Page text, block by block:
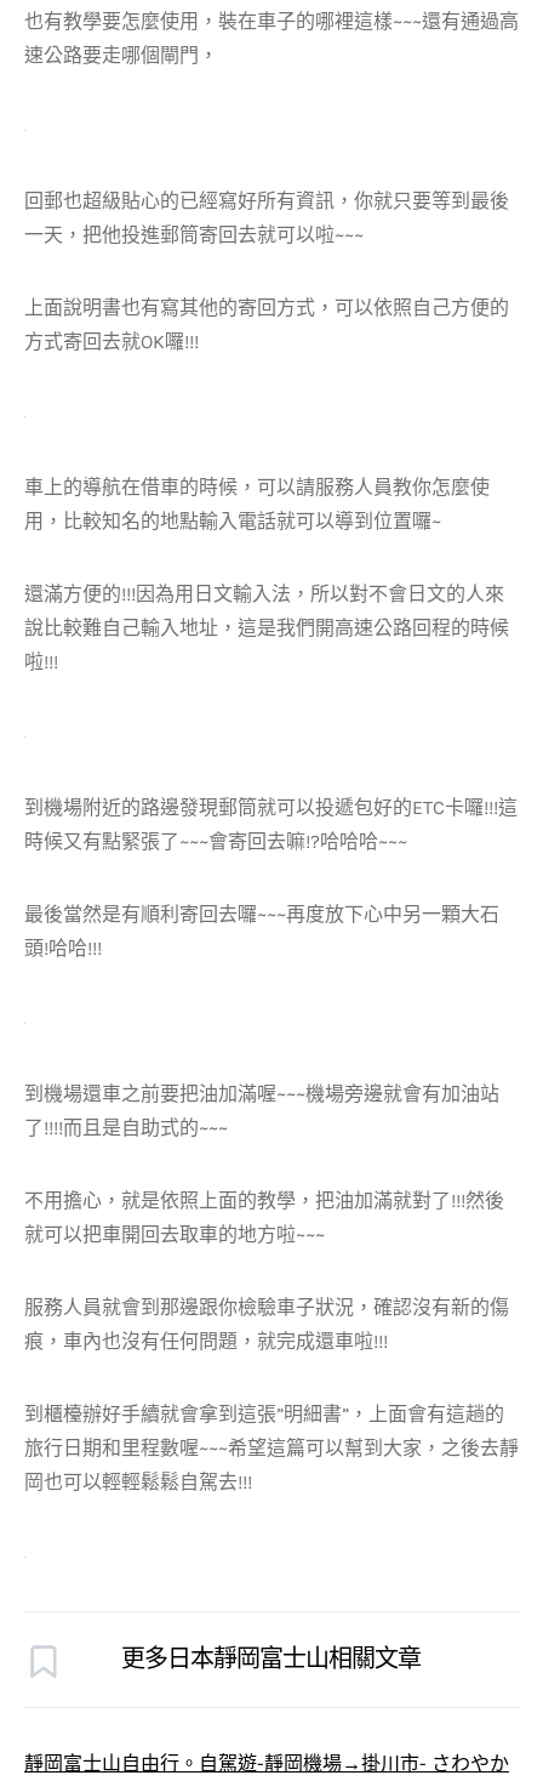
也有教學要怎麼使用，裝在車子的哪裡這樣~~~還有通過高
速公路要走哪個閘門，
回郵也超級貼心的已經寫好所有資訊，你就只要等到最後
一天，把他投進郵筒寄回去就可以啦~~~
上面說明書也有寫其他的寄回方式，可以依照自己方便的
方式寄回去就OK囉!!!
車上的導航在借車的時候，可以請服務人員教你怎麼使
用，比較知名的地點輸入電話就可以導到位置囉~
還滿方便的!!!因為用日文輸入法，所以對不會日文的人來
說比較難自己輸入地址，這是我們開高速公路回程的時候
啦!!!
到機場附近的路邊發現郵筒就可以投遞包好的ETC卡囉!!!這
時候又有點緊張了~~~會寄回去嘛!?哈哈哈~~~
最後當然是有順利寄回去囉~~~再度放下心中另一顆大石
頭!哈哈!!!
到機場還車之前要把油加滿喔~~~機場旁邊就會有加油站
了!!!!而且是自助式的~~~
不用擔心，就是依照上面的教學，把油加滿就對了!!!然後
就可以把車開回去取車的地方啦~~~
服務人員就會到那邊跟你檢驗車子狀況，確認沒有新的傷
痕，車內也沒有任何問題，就完成還車啦!!!
到櫃檯辦好手續就會拿到這張”明細書”，上面會有這趟的
旅行日期和里程數喔~~~希望這篇可以幫到大家，之後去靜
岡也可以輕輕鬆鬆自駕去!!!
更多日本靜岡富士山相關文章
靜岡富士山自由行。自駕遊-靜岡機場→掛川市- さわやか